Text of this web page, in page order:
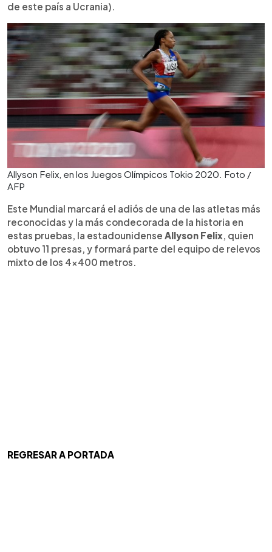
de este país a Ucrania).
Allyson Felix, en los Juegos Olímpicos Tokio 2020. Foto /
AFP
Este Mundial marcará el adiós de una de las atletas más
reconocidas y la más condecorada de la historia en
estas pruebas, la estadounidense Allyson Felix , quien
obtuvo 11 presas, y formará parte del equipo de relevos
mixto de los 4x400 metros.
REGRESAR A PORTADA